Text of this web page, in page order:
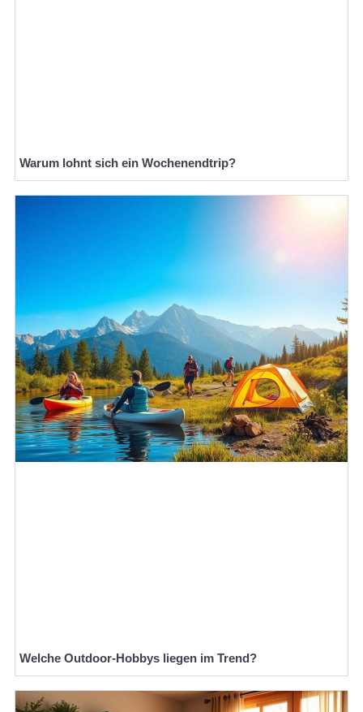
Warum lohnt sich ein Wochenendtrip?
Welche Outdoor-Hobbys liegen im Trend?